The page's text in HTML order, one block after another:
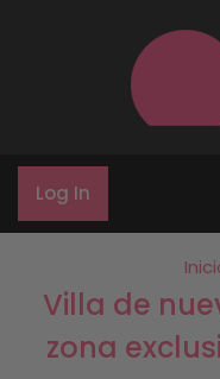
Log In
Villa de
zona